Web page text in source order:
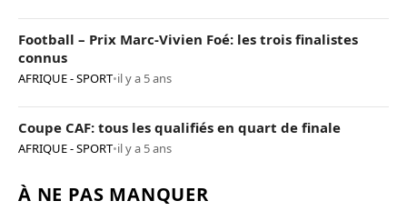
Football – Prix Marc-Vivien Foé: les trois finalistes
connus
AFRIQUE - SPORT•il y a 5 ans
Coupe CAF: tous les qualifiés en quart de finale
AFRIQUE - SPORT•il y a 5 ans
À NE PAS MANQUER